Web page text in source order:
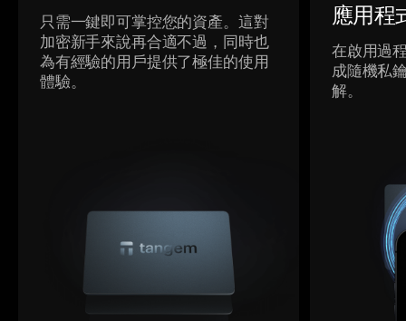
只需一鍵即可掌控您的資產。這對
加密新手來說再合適不過，同時也
為有經驗的用戶提供了極佳的使用
體驗。
應用程
在啟用過
成隨機私
解。